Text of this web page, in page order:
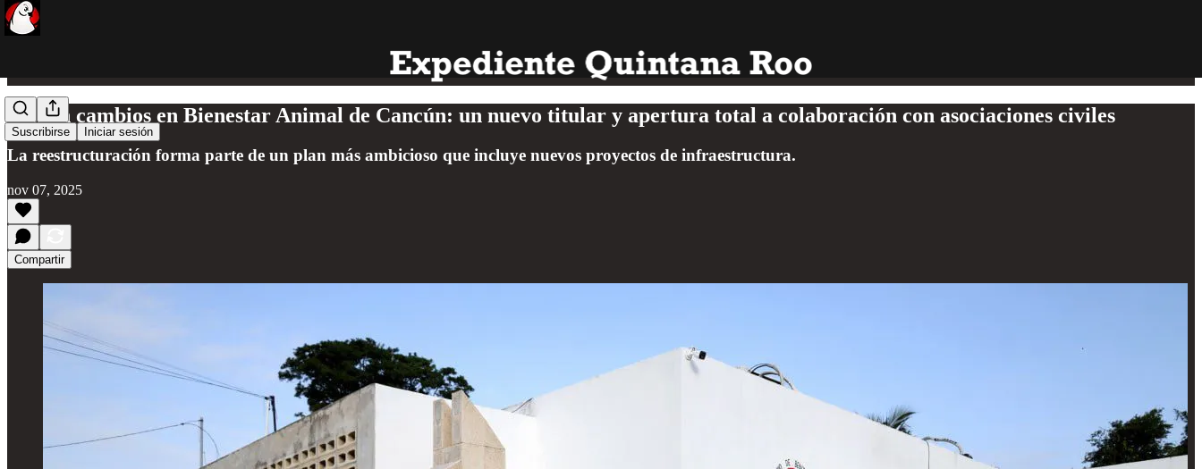
Suscribirse Iniciar sesión
Vienen cambios en Bienestar Animal de Cancún: un nuevo titular y apertura total a colaboración con asociaciones civiles
La reestructuración forma parte de un plan más ambicioso que incluye nuevos proyectos de infraestructura.
nov 07, 2025
Compartir